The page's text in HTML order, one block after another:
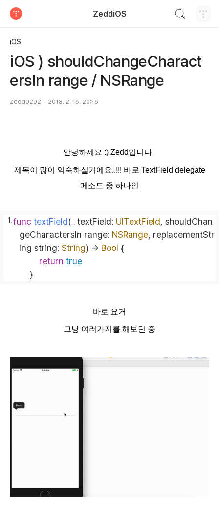
ZeddiOS
iOS
iOS ) shouldChangeCharact
ersIn range / NSRange
Zedd0202 2018. 2. 16. 20:16
안녕하세요 :) Zedd입니다.
제목이 많이 익숙하실거에요..!!! 바로 TextField delegate
메소드 중 하나인
func textField( textField: UITextField shouldChan
geCharactersIn range: NSRange replacementStr
ing string: String) -> Bool {
return true
}
바로 요거
그냥 여러가지를 해보던 중